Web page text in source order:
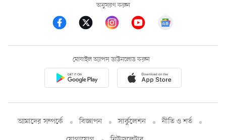
অনুসরণ করুন
মোবাইল অ্যাপস ডাউনলোড করুন
আমাদের সম্পর্কে বিজ্ঞাপন সার্কুলেশন
নীতি ও শর্ত